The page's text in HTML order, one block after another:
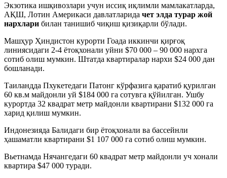
Экзотика ишқивозлари учун иссиқ иқлимли мамлакатларда,
АҚШ, Лотин Америкаси давлатларида чет элда турар жой
нархлари билан танишиб чиқиш қизиқарли бўлади.
Машҳур Ҳиндистон курорти Гоада иккинчи қирғоқ
линиясидаги 2-4 ётоқхонали уйни $70 000 – 90 000 нархга
сотиб олиш мумкин. Штатда квартиралар нархи $24 000 дан
бошланади.
Таиландда Пхукетедаги Патонг кўрфазига қаратиб қурилган
60 кв.м майдонли уй $184 000 га сотувга қўйилган. Ушбу
курортда 32 квадрат метр майдонли квартирани $132 000 га
харид қилиш мумкин.
Индонезияда Балидаги бир ётоқхонали ва бассейнли
ҳашаматли квартирани $1 107 000 га сотиб олиш мумкин.
Вьетнамда Нячангедаги 60 квадрат метр майдонли уч хонали
квартира $47 000 туради.